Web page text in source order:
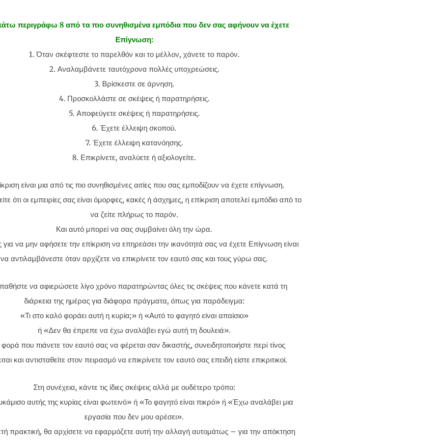
περιγράφω 8 από τα πιο συνηθισμένα εμπόδια που δεν σας αφήνουν να έχετε
Επίγνωση:
1. Όταν σκέφτεστε το παρελθόν και το μέλλον, χάνετε το παρόν.
2. Αναλαμβάνετε ταυτόχρονα πολλές υποχρεώσεις.
3. Βρίσκεστε σε άρνηση.
4. Προσκολλάστε σε σκέψεις ή παρατηρήσεις.
5. Αποφεύγετε σκέψεις ή παρατηρήσεις.
6. Έχετε έλλειψη σκοπού.
7. Έχετε έλλειψη κατανόησης.
8. Επικρίνετε, αναλύετε ή αξιολογείτε.
είναι μια από τις πιο συνηθισμένες αιτίες που σας εμποδίζουν να έχετε επίγνωση.
ότι οι εμπειρίες σας είναι όμορφες, κακές ή άσχημες, η επίκριση αποτελεί εμπόδιο από το
να ζείτε πλήρως το παρόν.
Και αυτό μπορεί να σας συμβαίνει όλη την ώρα.
να μην αφήσετε την επίκριση να επηρεάσει την ικανότητά σας να έχετε Επίγνωση είναι
να αντιλαμβάνεστε όταν αρχίζετε να επικρίνετε τον εαυτό σας και τους γύρω σας.
να αφιερώσετε λίγο χρόνο παρατηρώντας όλες τις σκέψεις που κάνετε κατά τη
διάρκεια της ημέρας για διάφορα πράγματα, όπως για παράδειγμα:
«Τι στο καλό φοράει αυτή η κυρία;» ή «Αυτό το φαγητό είναι απαίσιο»
ή «Δεν θα έπρεπε να έχω αναλάβει εγώ αυτή τη δουλειά».
που πιάνετε τον εαυτό σας να φέρεται σαν δικαστής, συνειδητοποιήστε περί τίνος
και αντισταθείτε στον πειρασμό να επικρίνετε τον εαυτό σας επειδή είστε επικριτικοί.
Στη συνέχεια, κάντε τις ίδιες σκέψεις αλλά με ουδέτερο τρόπο:
αυτής της κυρίας είναι φωτεινό» ή «Το φαγητό είναι πικρό» ή «Έχω αναλάβει μια
εργασία που δεν μου αρέσει».
πρακτική, θα αρχίσετε να εφαρμόζετε αυτή την αλλαγή αυτομάτως – για την απόκτηση